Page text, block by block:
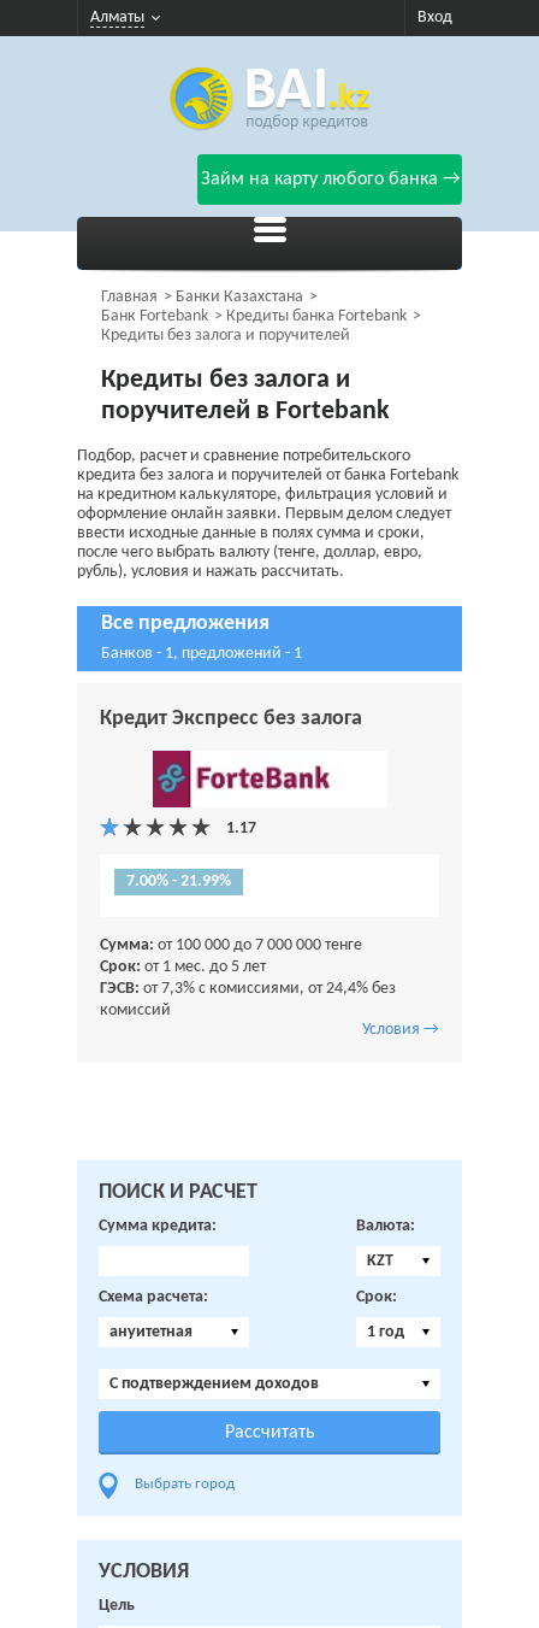
Алматы Вход
Займ на карту любого банка →
Главная
Банки Казахстана
Банк Fortebank
Кредиты банка Fortebank
Кредиты без залога и поручителей
Кредиты без залога и
поручителей в Fortebank
Подбор, расчет и сравнение потребительского
кредита без залога и поручителей от банка Fortebank
на кредитном калькуляторе, фильтрация условий и
оформление онлайн заявки. Первым делом следует
ввести исходные данные в полях сумма и сроки,
после чего выбрать валюту (тенге, доллар, евро,
рубль), условия и нажать рассчитать.
Все предложения
Банков - 1, предложений - 1
Кредит Экспресс без залога
7.00% - 21.99%
Сумма: от 100 000 до 7 000 000 тенге
Срок: от 1 мес. до 5 лет
ГЭСВ: от 7,3% с комиссиями, от 24,4% без
комиссий
Условия →
ПОИСК И РАСЧЕТ
Сумма кредита:
Валюта:
KZT
Схема расчета:
ануитетная
Срок:
1 год
C подтверждением доходов
Выбрать город
УСЛОВИЯ
Цель